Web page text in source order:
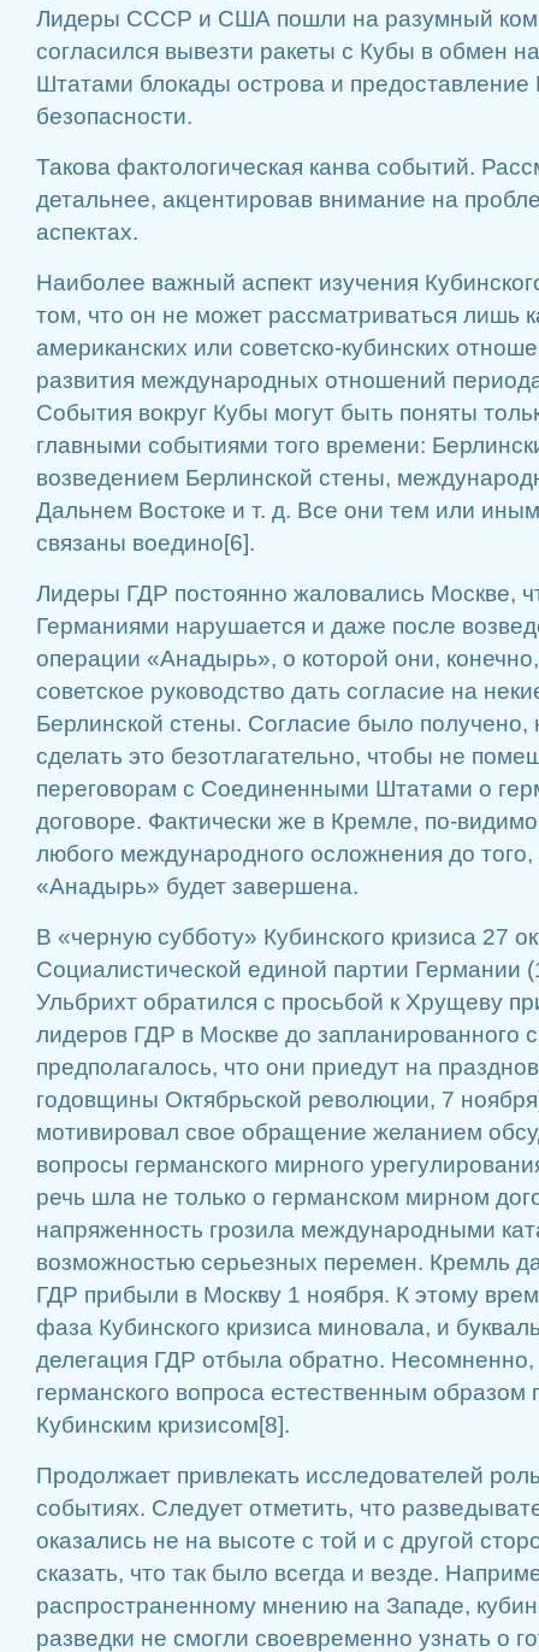
Лидеры СССР и США пошли на разумный
согласился вывезти ракеты с Кубы в обмен
Штатами блокады острова и предоставление
безопасности.
Такова фактологическая канва событий.
детальнее, акцентировав внимание на
аспектах.
Наиболее важный аспект изучения
том, что он не может рассматриваться лишь
американских или советско-кубинских
развития международных отношений
События вокруг Кубы могут быть поняты
главными событиями того времени:
возведением Берлинской стены,
Дальнем Востоке и т. д. Все они тем или
связаны воедино[6].
Лидеры ГДР постоянно жаловались Москве,
Германиями нарушается и даже после
операции «Анадырь», о которой они,
советское руководство дать согласие на
Берлинской стены. Согласие было получено,
сделать это безотлагательно, чтобы не
переговорам с Соединенными Штатами о
договоре. Фактически же в Кремле, по-
любого международного осложнения до того,
«Анадырь» будет завершена.
В «черную субботу» Кубинского кризиса 27
Социалистической единой партии Германии
Ульбрихт обратился с просьбой к Хрущеву
лидеров ГДР в Москве до запланированного
предполагалось, что они приедут на
годовщины Октябрьской революции, 7
мотивировал свое обращение желанием
вопросы германского мирного
речь шла не только о германском мирном
напряженность грозила международными
возможностью серьезных перемен. Кремль
ГДР прибыли в Москву 1 ноября. К этому
фаза Кубинского кризиса миновала, и
делегация ГДР отбыла обратно.
германского вопроса естественным образом
Кубинским кризисом[8].
Продолжает привлекать исследователей
событиях. Следует отметить, что
оказались не на высоте с той и с другой
сказать, что так было всегда и везде.
распространенному мнению на Западе,
разведки не смогли своевременно узнать о